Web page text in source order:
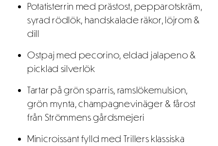
Potatisterrin med prästost, pepparotskräm,
syrad rödlök, handskalade räkor, löjrom &
dill
Ostpaj med pecorino, eldad jalapeno &
picklad silverlök
Tartar på grön sparris, ramslökemulsion,
grön mynta, champagnevinäger & fårost
från Strömmens gårdsmejeri
Minicroissant fylld med Trillers klassiska